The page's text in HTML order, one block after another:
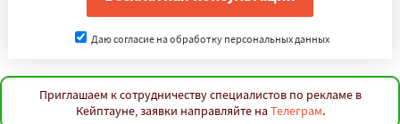
Даю согласие на обработку персональных данных
Приглашаем к сотрудничеству специалистов по рекламе в
Кейптауне, заявки направляйте на Телеграм.